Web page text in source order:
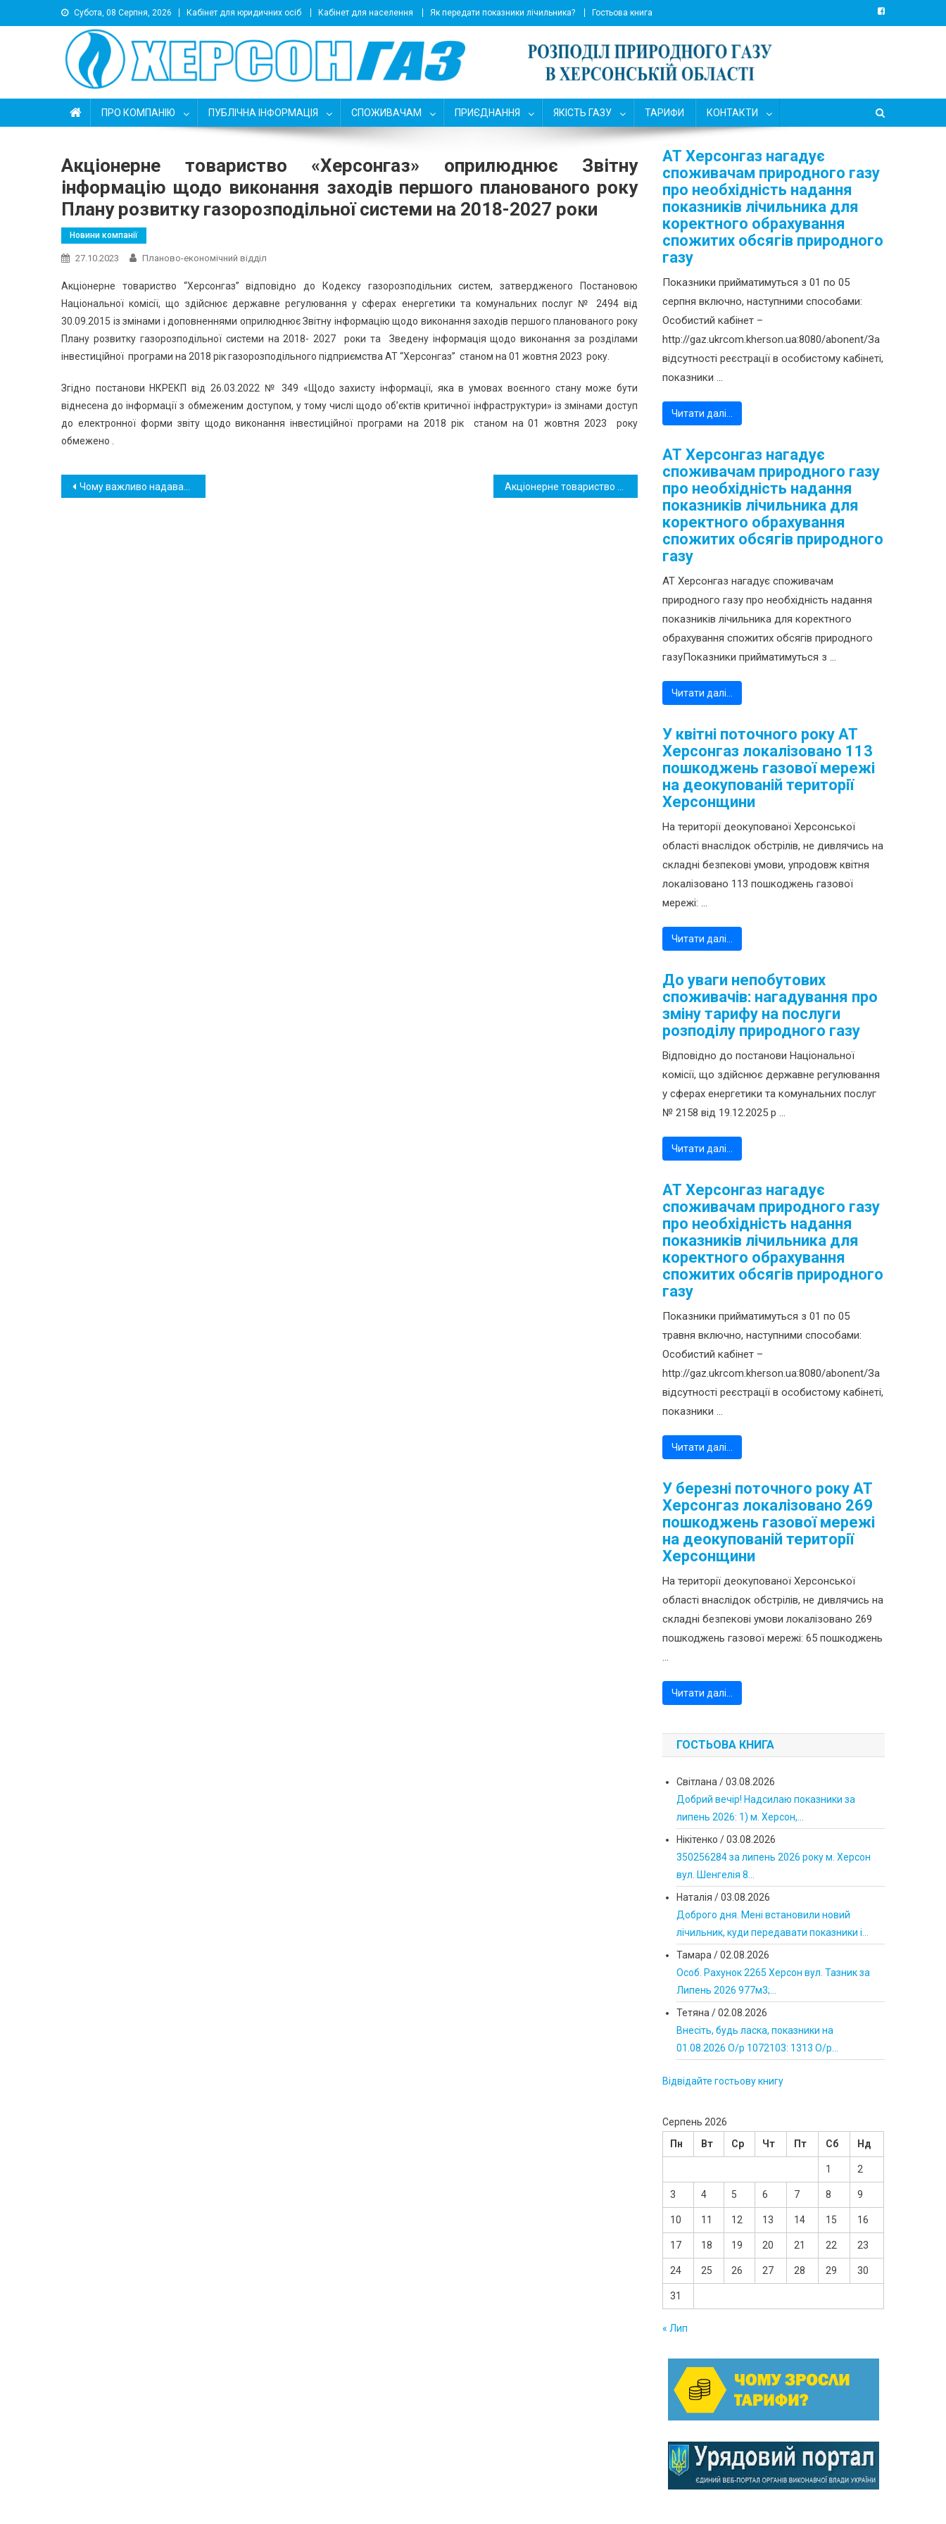
Субота, 08 Серпня, 2026 Кабінет для юридичних осіб Кабінет для населення Як передати показники лічильника? Гостьова книга
АТ Херсонгаз
Підприємство з розподілу природного газу
ПРО КОМПАНІЮ ПУБЛІЧНА ІНФОРМАЦІЯ СПОЖИВАЧАМ ПРИЄДНАННЯ ЯКІСТЬ ГАЗУ ТАРИФИ КОНТАКТИ
Акціонерне товариство «Херсонгаз» оприлюднює Звітну
інформацію щодо виконання заходів першого планованого року
Плану розвитку газорозподільної системи на 2018-2027 роки
Новини компанії
27.10.2023 Планово-економічний відділ
Акціонерне товариство “Херсонгаз” відповідно до Кодексу газорозподільних систем, затвердженого Постановою
Національної комісії, що здійснює державне регулювання у сферах енергетики та комунальних послуг № 2494 від
30.09.2015 із змінами і доповненнями оприлюднює Звітну інформацію щодо виконання заходів першого планованого року
Плану розвитку газорозподільної системи на 2018- 2027 роки та Зведену інформація щодо виконання за розділами
інвестиційної програми на 2018 рік газорозподільного підприємства АТ “Херсонгаз” станом на 01 жовтня 2023 року.
Згідно постанови НКРЕКП від 26.03.2022 № 349 «Щодо захисту інформації, яка в умовах воєнного стану може бути
віднесена до інформації з обмеженим доступом, у тому числі щодо об’єктів критичної інфраструктури» із змінами доступ
до електронної форми звіту щодо виконання інвестиційної програми на 2018 рік станом на 01 жовтня 2023 року
обмежено .
Навігація
Чому важливо надавати показники лічильника газу, якщо газом не користуватися
АТ Херсонгаз нагадує
споживачам природного газу
про необхідність надання
показників лічильника для
коректного обрахування
спожитих обсягів природного
газу
Показники прийматимуться з 01 по 05
серпня включно, наступними способами:
Особистий кабінет –
http://gaz.ukrcom.kherson.ua:8080/abonent/За
відсутності реєстрації в особистому кабінеті,
показники ...
Читати далі…
АТ Херсонгаз нагадує
споживачам природного газу
про необхідність надання
показників лічильника для
коректного обрахування
спожитих обсягів природного
газу
АТ Херсонгаз нагадує споживачам
природного газу про необхідність надання
показників лічильника для коректного
обрахування спожитих обсягів природного
газуПоказники прийматимуться з ...
Читати далі…
У квітні поточного року АТ
Херсонгаз локалізовано 113
пошкоджень газової мережі
на деокупованій території
Херсонщини
На території деокупованої Херсонської
області внаслідок обстрілів, не дивлячись на
складні безпекові умови, упродовж квітня
локалізовано 113 пошкоджень газової
мережі: ...
Читати далі…
До уваги непобутових
споживачів: нагадування про
зміну тарифу на послуги
розподілу природного газу
Відповідно до постанови Національної
комісії, що здійснює державне регулювання
у сферах енергетики та комунальних послуг
№ 2158 від 19.12.2025 р ...
Читати далі…
АТ Херсонгаз нагадує
споживачам природного газу
про необхідність надання
показників лічильника для
коректного обрахування
спожитих обсягів природного
газу
Показники прийматимуться з 01 по 05
травня включно, наступними способами:
Особистий кабінет –
http://gaz.ukrcom.kherson.ua:8080/abonent/За
відсутності реєстрації в особистому кабінеті,
показники ...
Читати далі…
У березні поточного року АТ
Херсонгаз локалізовано 269
пошкоджень газової мережі
на деокупованій території
Херсонщини
На території деокупованої Херсонської
області внаслідок обстрілів, не дивлячись на
складні безпекові умови локалізовано 269
пошкоджень газової мережі: 65 пошкоджень
...
Читати далі…
ГОСТЬОВА КНИГА
Світлана /03.08.2026
Добрий вечір! Надсилаю показники за
липень 2026: 1) м. Херсон,...
Нікітенко /03.08.2026
350256284 за липень 2026 року м. Херсон
вул. Шенгелія 8...
Наталія /03.08.2026
Доброго дня. Мені встановили новий
лічильник, куди передавати показники і...
Тамара /02.08.2026
Особ. Рахунок 2265 Херсон вул. Тазник за
Липень 2026 977м3;...
Тетяна /02.08.2026
Внесіть, будь ласка, показники на
01.08.2026 О/р 1072103: 1313 О/р...
Відвідайте гостьову книгу
Серпень 2026
Пн
Вт Ср Чт Пт Сб Нд
1 2
3 4 5 6 7 8 9
10 11 12 13 14 15 16
17 18 19 20 21 22 23
24 25 26 27 28 29 30
31
« Лип